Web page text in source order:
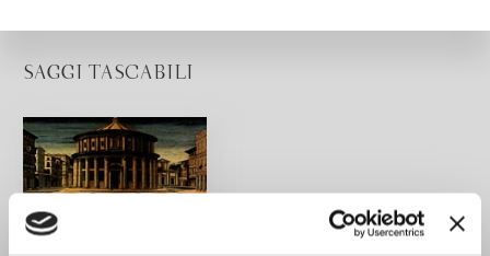
SAGGI TASCABILI